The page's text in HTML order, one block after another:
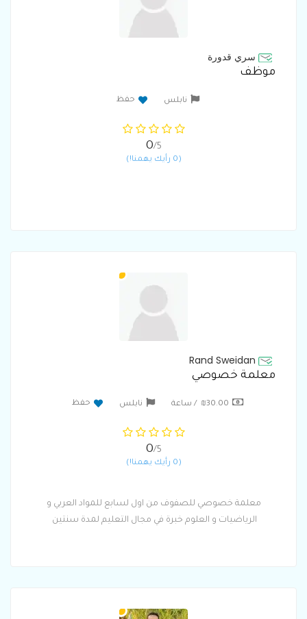
سري قدورة
موظف
نابلس حفظ
0/5
(0 رأيك يهمنا!)
Rand Sweidan
معلمة خصوصي
₪30.00 / ساعة نابلس حفظ
0/5
(0 رأيك يهمنا!)
معلمة خصوصي للصفوف من اول لسابع للمواد العربي و
الرياضيات و العلوم خبرة في مجال التعليم لمدة سنتين